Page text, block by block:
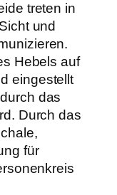
treten in
und
Hebels auf
eingestellt
das
Durch das
für